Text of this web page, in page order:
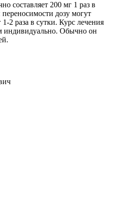
составляет 200 мг 1 раз в
дозу могут
2 раза в сутки. Курс лечения
индивидуально. Обычно он